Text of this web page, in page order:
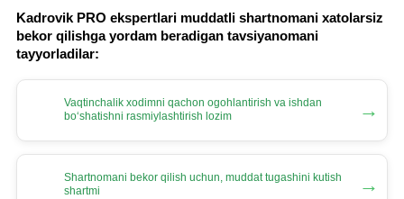
Kadrovik PRO ekspertlari muddatli shartnomani хatolarsiz
bekor qilishga yordam beradigan tavsiyanomani
tayyorladilar:
Vaqtinchalik хodimni qachon ogohlantirish va ishdan
boʻshatishni rasmiylashtirish lozim
→
Shartnomani bekor qilish uchun, muddat tugashini kutish
shartmi
→